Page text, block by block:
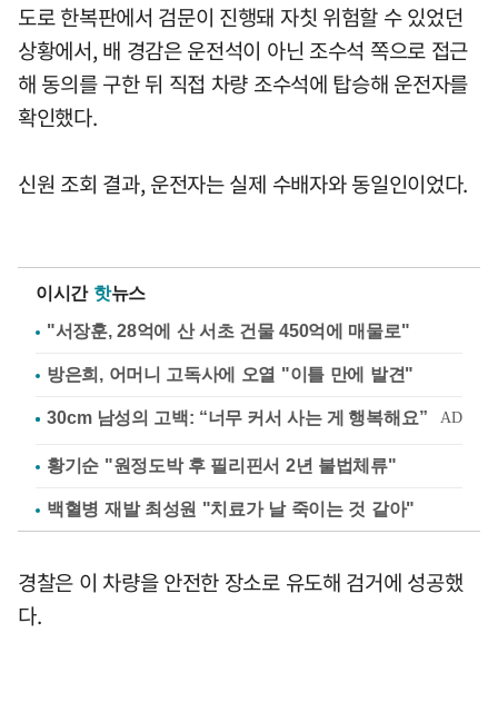
도로 한복판에서 검문이 진행돼 자칫 위험할 수 있었던
상황에서, 배 경감은 운전석이 아닌 조수석 쪽으로 접근
해 동의를 구한 뒤 직접 차량 조수석에 탑승해 운전자를
확인했다.
신원 조회 결과, 운전자는 실제 수배자와 동일인이었다.
이시간 핫뉴스
"서장훈, 28억에 산 서초 건물 450억에 매물로"
방은희, 어머니 고독사에 오열 "이틀 만에 발견"
황기순 "원정도박 후 필리핀서 2년 불법체류"
백혈병 재발 최성원 "치료가 날 죽이는 것 같아"
경찰은 이 차량을 안전한 장소로 유도해 검거에 성공했
다.